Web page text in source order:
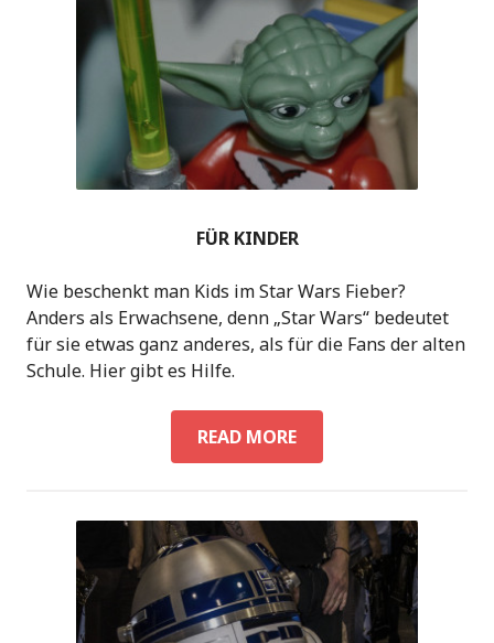
FÜR KINDER
Wie beschenkt man Kids im Star Wars Fieber?
Anders als Erwachsene, denn „Star Wars“ bedeutet
für sie etwas ganz anderes, als für die Fans der alten
Schule. Hier gibt es Hilfe.
READ MOREFÜR
KINDER